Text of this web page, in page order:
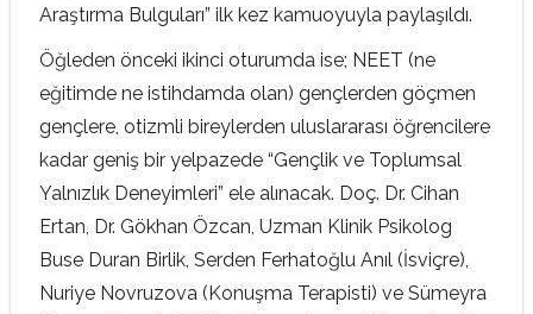
Araştırma Bulguları” ilk kez kamuoyuyla paylaşıldı.
Öğleden önceki ikinci oturumda ise; NEET (ne
eğitimde ne istihdamda olan) gençlerden göçmen
gençlere, otizmli bireylerden uluslararası öğrencilere
kadar geniş bir yelpazede “Gençlik ve Toplumsal
Yalnızlık Deneyimleri” ele alınacak. Doç. Dr. Cihan
Ertan, Dr. Gökhan Özcan, Uzman Klinik Psikolog
Buse Duran Birlik, Serden Ferhatoğlu Anıl (İsviçre),
Nuriye Novruzova (Konuşma Terapisti) ve Sümeyra